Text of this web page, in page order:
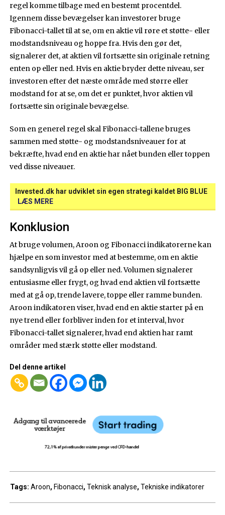
regel komme tilbage med en bestemt procentdel.
Igennem disse bevægelser kan investorer bruge
Fibonacci-tallet til at se, om en aktie vil røre et støtte- eller
modstandsniveau og hoppe fra. Hvis den gør det,
signalerer det, at aktien vil fortsætte sin originale retning
enten op eller ned. Hvis en aktie bryder dette niveau, ser
investoren efter det næste område med større eller
modstand for at se, om det er punktet, hvor aktien vil
fortsætte sin originale bevægelse.
Som en generel regel skal Fibonacci-tallene bruges
sammen med støtte- og modstandsniveauer for at
bekræfte, hvad end en aktie har nået bunden eller toppen
ved disse niveauer.
Invested.dk har udviklet sin egen strategi kaldet BIG BLUE
LÆS MERE
Konklusion
At bruge volumen, Aroon og Fibonacci indikatorerne kan
hjælpe en som investor med at bestemme, om en aktie
sandsynligvis vil gå op eller ned. Volumen signalerer
entusiasme eller frygt, og hvad end aktien vil fortsætte
med at gå op, trende lavere, toppe eller ramme bunden.
Aroon indikatoren viser, hvad end en aktie starter på en
nye trend eller forbliver inden for et interval, hvor
Fibonacci-tallet signalerer, hvad end aktien har ramt
områder med stærk støtte eller modstand.
Del denne artikel
Tags:Aroon, Fibonacci,Teknisk analyse,Tekniske indikatorer